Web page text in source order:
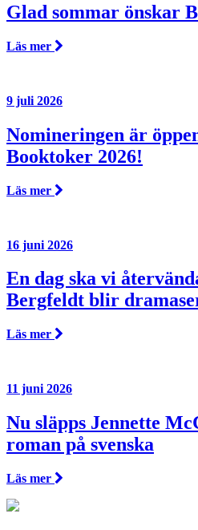
Glad sommar önskar
Läs mer
9 juli 2026
Nomineringen är
Booktoker 2026!
Läs mer
16 juni 2026
En dag ska vi
Bergfeldt blir
Läs mer
11 juni 2026
Nu släpps Jennette
roman på svenska
Läs mer